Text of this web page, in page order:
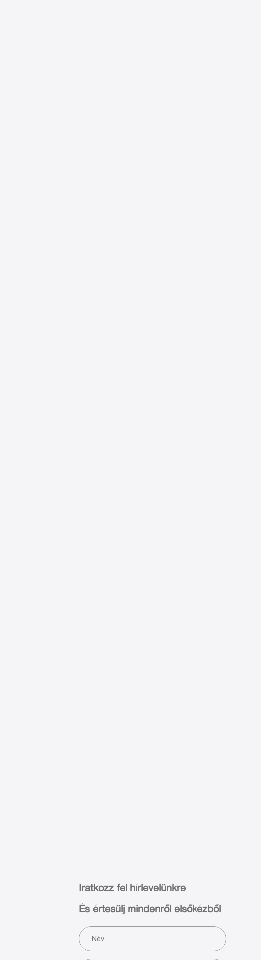
Iratkozz fel hírlevelünkre
És értesülj mindenről elsőkézből